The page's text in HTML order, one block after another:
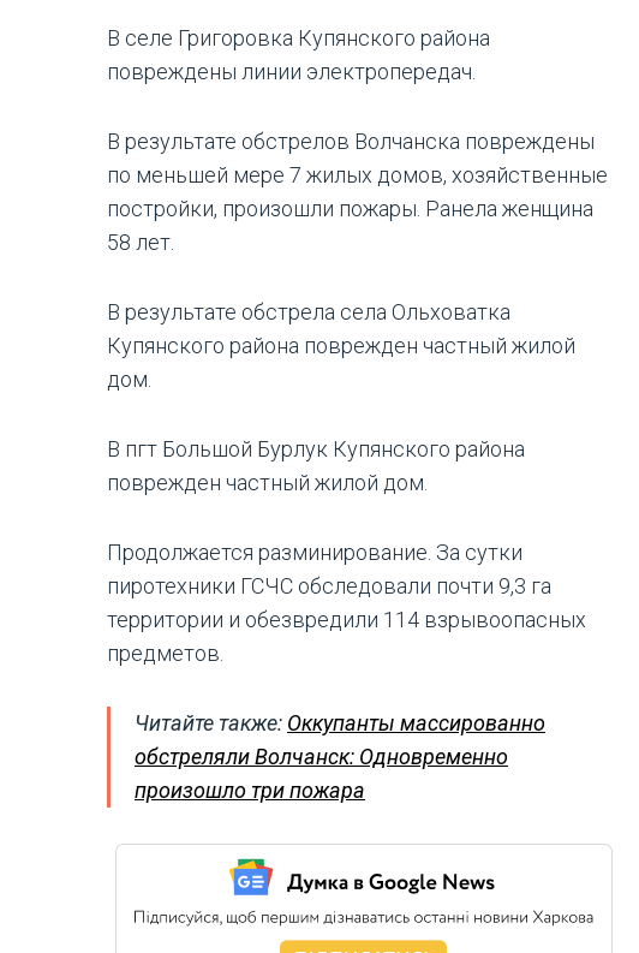
В селе Григоровка Купянского района
повреждены линии электропередач.
В результате обстрелов Волчанска повреждены
по меньшей мере 7 жилых домов, хозяйственные
постройки, произошли пожары. Ранела женщина
58 лет.
В результате обстрела села Ольховатка
Купянского района поврежден частный жилой
дом.
В пгт Большой Бурлук Купянского района
поврежден частный жилой дом.
Продолжается разминирование. За сутки
пиротехники ГСЧС обследовали почти 9,3 га
территории и обезвредили 114 взрывоопасных
предметов.
Читайте также: Оккупанты массированно
обстреляли Волчанск: Одновременно
произошло три пожара